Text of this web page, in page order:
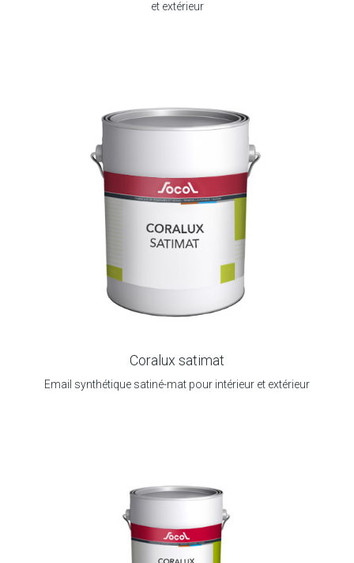
et extérieur
Coralux satimat
Email synthétique satiné-mat pour intérieur et extérieur